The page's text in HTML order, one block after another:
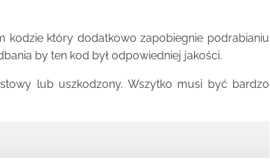
kodzie który dodatkowo zapobiegnie podrabianiu
by ten kod był odpowiedniej jakości.
lub uszkodzony. Wszytko musi być bardzo